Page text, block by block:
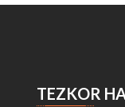
TEZKOR